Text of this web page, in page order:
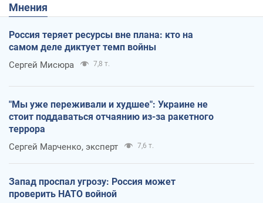
Мнения
Россия теряет ресурсы вне плана: кто на
самом деле диктует темп войны
Сергей Мисюра 7,8 т.
"Мы уже переживали и худшее": Украине не
стоит поддаваться отчаянию из-за ракетного
террора
Сергей Марченко, эксперт 7,6 т.
Запад проспал угрозу: Россия может
проверить НАТО войной